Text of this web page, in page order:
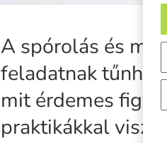
A spórolás és
feladatnak
mit érdemes
praktikákkal